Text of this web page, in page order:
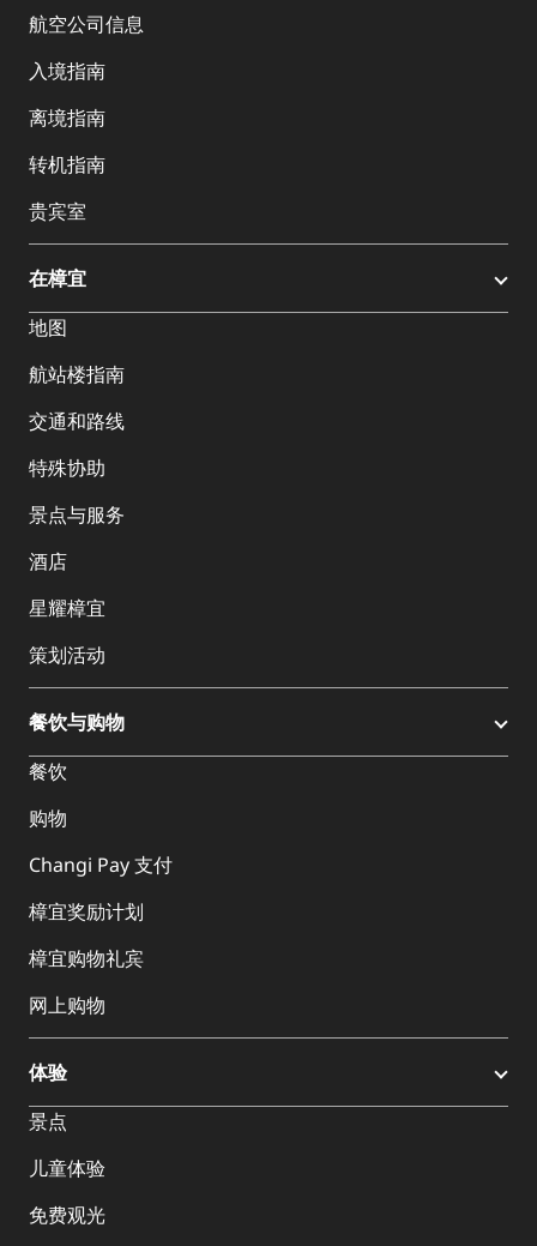
航空公司信息
入境指南
离境指南
转机指南
贵宾室
在樟宜
地图
航站楼指南
交通和路线
特殊协助
景点与服务
酒店
星耀樟宜
策划活动
餐饮与购物
餐饮
购物
Changi Pay 支付
樟宜奖励计划
樟宜购物礼宾
网上购物
体验
景点
儿童体验
免费观光